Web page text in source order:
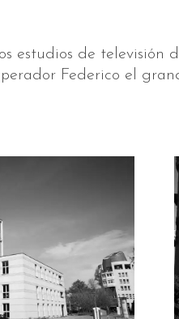
estudios de
Federico el